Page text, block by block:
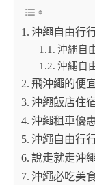
沖繩自由行
沖繩自
沖繩自
飛沖繩的便
沖繩飯店住
沖繩租車優
沖繩自由行
說走就走沖
沖繩必吃美